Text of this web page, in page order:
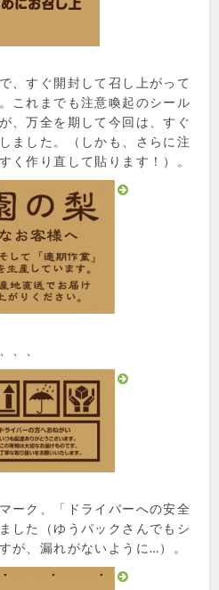
、すぐ開封して召し上がって
これまでも注意喚起のシール
、万全を期して今回は、すぐ
ました。（しかも、さらに注
く作り直して貼ります！）。
、、
ーク、「ドライバーへの安全
した（ゆうパックさんでもシ
が、漏れがないように…）。